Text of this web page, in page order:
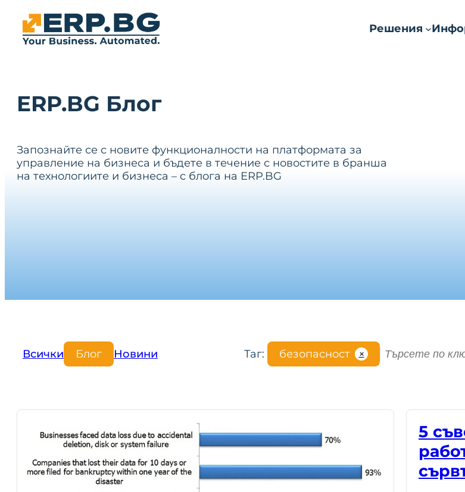
Решения
ERP.BG Блог
Запознайте се с новите функционалности на платформата за
управление на бизнеса и бъдете в течение с новостите в бранша
на технологиите и бизнеса – с блога на ERP.BG
Всички Блог Новини Таг: безопасност ✕
S
e
5